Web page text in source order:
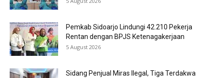
Pemkab Sidoarjo Lindungi 42.210 Pekerja
Rentan dengan BPJS Ketenagakerjaan
5 August 2026
Sidang Penjual Miras Ilegal, Tiga Terdakwa